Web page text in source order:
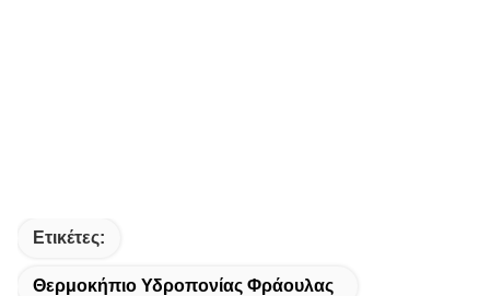
Ετικέτες:
Θερμοκήπιο Υδροπονίας Φράουλας